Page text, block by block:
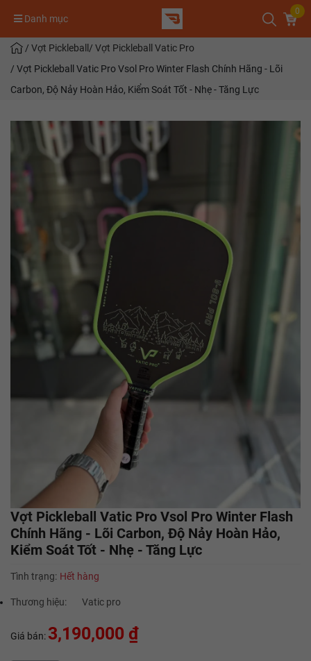
Danh mục
0
/ Vợt Pickleball / Vợt Pickleball Vatic Pro
/ Vợt Pickleball Vatic Pro Vsol Pro Winter Flash Chính Hãng - Lõi
Carbon, Độ Nảy Hoàn Hảo, Kiểm Soát Tốt - Nhẹ - Tăng Lực
Vợt Pickleball Vatic Pro Vsol Pro Winter Flash
Chính Hãng - Lõi Carbon, Độ Nảy Hoàn Hảo,
Kiểm Soát Tốt - Nhẹ - Tăng Lực
Tình trạng: Hết hàng
Thương hiệu: Vatic pro
Giá bán: 3,190,000 ₫